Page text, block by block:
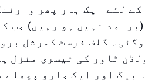
لئے ایک بار پھر
نہیں ہو رہیں) جب
گلف فرسٹ کمرشل
ٹاور کی تیسری منزل
بیگ اور ایک جارو پچھلے